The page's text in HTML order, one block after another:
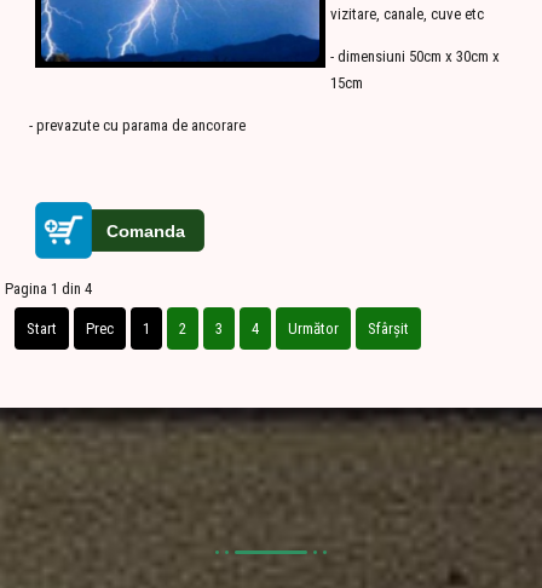
vizitare, canale, cuve etc
- dimensiuni 50cm x 30cm x
15cm
- prevazute cu parama de ancorare
Pagina 1 din 4
Start Prec 1 2 3 4 Următor Sfârșit